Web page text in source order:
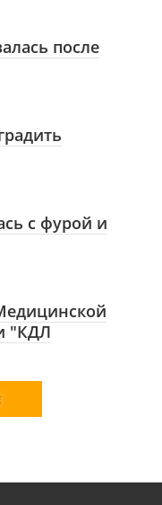
после
с фурой и
"КДЛ